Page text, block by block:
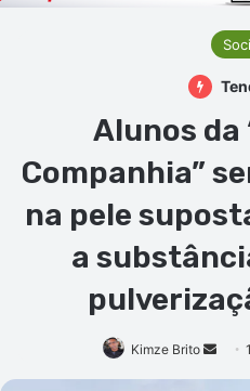
Alunos da
Companhia”
na pele
a
Kimze Brito